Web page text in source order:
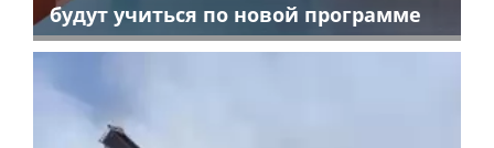
будут учиться по новой программе